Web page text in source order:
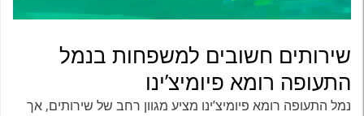
שירותים חשובים למשפחות בנמל
התעופה רומא פיומיצ’ינו
נמל התעופה רומא פיומיצ’ינו מציע מגוון רחב של שירותים, אך